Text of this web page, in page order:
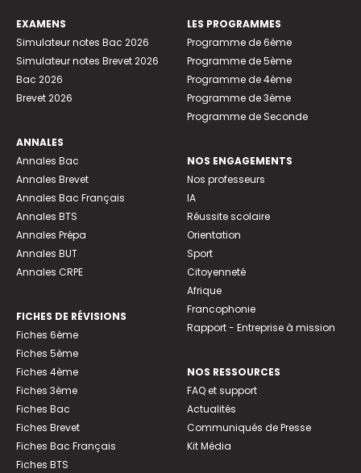
EXAMENS
Simulateur notes Bac 2026
Simulateur notes Brevet 2026
Bac 2026
Brevet 2026
ANNALES
Annales Bac
Annales Brevet
Annales Bac Français
Annales BTS
Annales Prépa
Annales BUT
Annales CRPE
FICHES DE RÉVISIONS
Fiches 6ème
Fiches 5ème
Fiches 4ème
Fiches 3ème
Fiches Bac
Fiches Brevet
Fiches Bac Français
Fiches BTS
LES PROGRAMMES
Programme de 6ème
Programme de 5ème
Programme de 4ème
Programme de 3ème
Programme de Seconde
NOS ENGAGEMENTS
Nos professeurs
IA
Réussite scolaire
Orientation
Sport
Citoyenneté
Afrique
Francophonie
Rapport - Entreprise à mission
NOS RESSOURCES
FAQ et support
Actualités
Communiqués de Presse
Kit Média